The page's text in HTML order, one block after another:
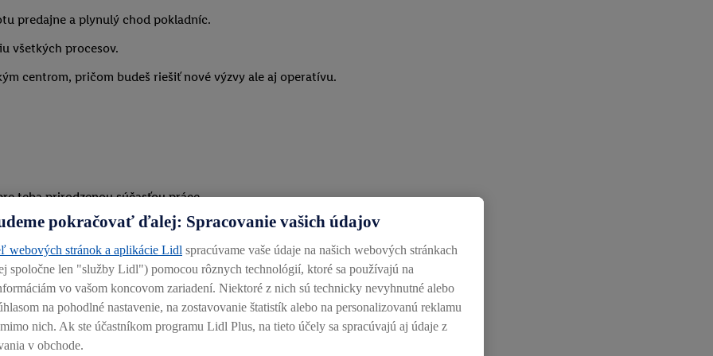
predajne a plynulý chod pokladníc.
všetkých procesov.
centrom, pričom budeš riešiť nové výzvy ale aj operatívu.
teba prirodzenou súčasťou práce.
úlohy a riešiť rôzne situácie s rozvahou a prehľadom.
pokračovať ďalej: Spracovanie vašich údajov
webových stránok a aplikácie Lidl spracúvame vaše údaje na našich webových stránkach
spoločne len "služby Lidl") pomocou rôznych technológií, ktoré sa používajú na
vo vašom koncovom zariadení. Niektoré z nich sú technicky nevyhnutné alebo
na pohodlné nastavenie, na zostavovanie štatistík alebo na personalizovanú reklamu
nich. Ak ste účastníkom programu Lidl Plus, na tieto účely sa spracúvajú aj údaje z
v obchode.